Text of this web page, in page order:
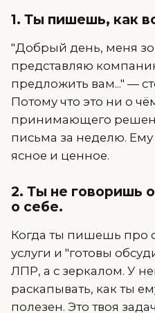
1. Ты пишешь, как
"Добрый день, меня
представляю
предложить вам..." —
Потому что это ни о
принимающего
письма за неделю. Ему
ясное и ценное.
2. Ты не говоришь
о себе.
Когда ты пишешь про
услуги и "готовы
ЛПР, а с зеркалом. У
раскапывать, как ты
полезен. Это твоя